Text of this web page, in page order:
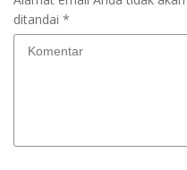
ditandai *